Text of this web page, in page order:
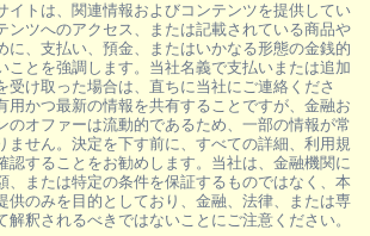
イトは、関連情報およびコンテンツを提供してい
ンツへのアクセス、または記載されている商品や
に、支払い、預金、またはいかなる形態の金銭的
ことを強調します。当社名義で支払いまたは追加
受け取った場合は、直ちに当社にご連絡くださ
用かつ最新の情報を共有することですが、金融お
のオファーは流動的であるため、一部の情報が常
ません。決定を下す前に、すべての詳細、利用規
認することをお勧めします。当社は、金融機関に
、または特定の条件を保証するものではなく、本
供のみを目的としており、金融、法律、または専
解釈されるべきではないことにご注意ください。